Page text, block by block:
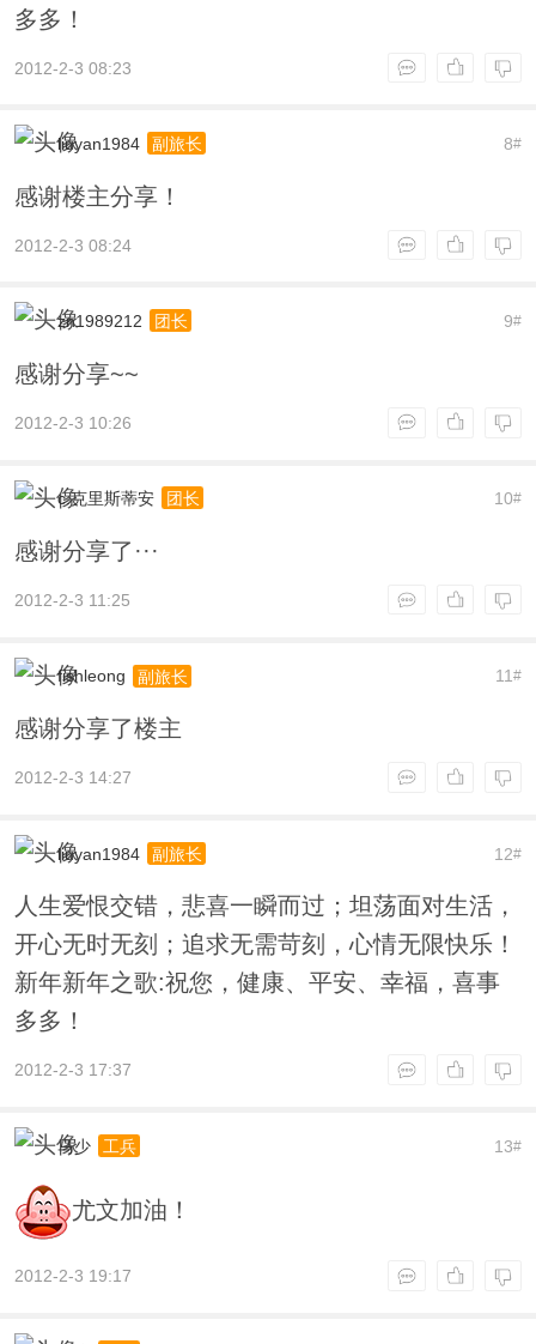
多多！
2012-2-3 08:23
8#
liuyan1984 副旅长
感谢楼主分享！
2012-2-3 08:24
9#
zn1989212 团长
感谢分享~~
2012-2-3 10:26
10#
c.克里斯蒂安 团长
感谢分享了···
2012-2-3 11:25
11#
fishleong 副旅长
感谢分享了楼主
2012-2-3 14:27
12#
liuyan1984 副旅长
人生爱恨交错，悲喜一瞬而过；坦荡面对生活，
开心无时无刻；追求无需苛刻，心情无限快乐！
新年新年之歌:祝您，健康、平安、幸福，喜事
多多！
2012-2-3 17:37
13#
马少 工兵
尤文加油！
2012-2-3 19:17